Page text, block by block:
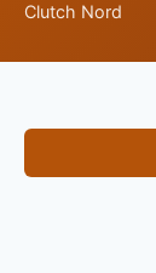
Clutch Nord